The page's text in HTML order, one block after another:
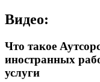
Видео:
Что такое
иностранных
услуги